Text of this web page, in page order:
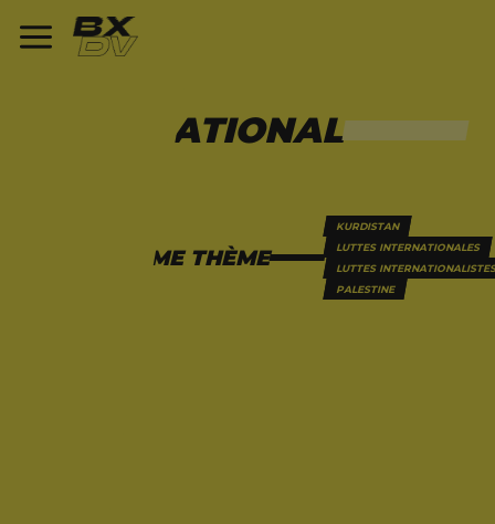
INTERNATIONAL
SUR LE MÊME THÈME
KURDISTAN
LUTTES INTERNATIONALES
LUTTES INTERNATIONALISTES
PALESTINE